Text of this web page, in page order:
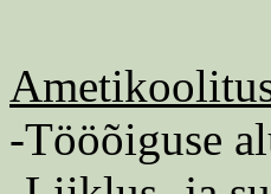
-Tööõiguse